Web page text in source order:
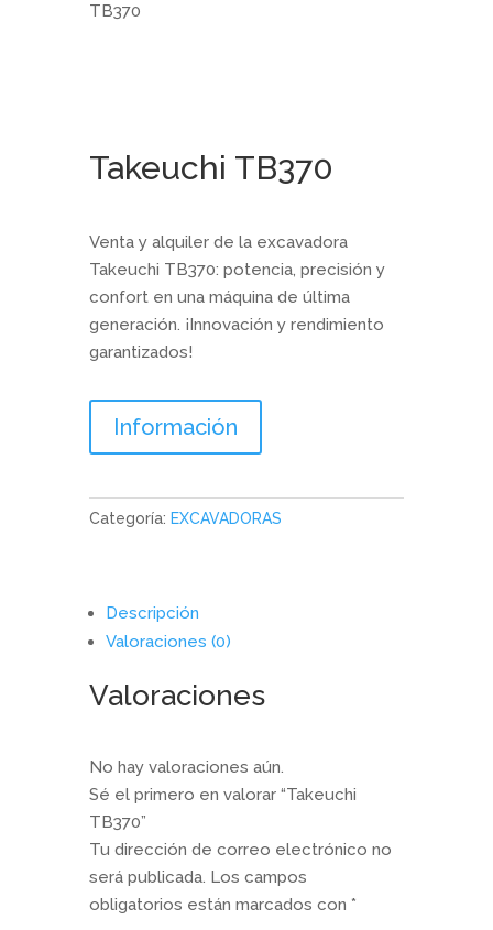
TB370
Takeuchi TB370
Venta y alquiler de la excavadora
Takeuchi TB370: potencia, precisión y
confort en una máquina de última
generación. ¡Innovación y rendimiento
garantizados!
Información
Categoría: EXCAVADORAS
Descripción
Valoraciones (0)
Valoraciones
No hay valoraciones aún.
Sé el primero en valorar “Takeuchi
TB370”
Tu dirección de correo electrónico no
será publicada. Los campos
obligatorios están marcados con *